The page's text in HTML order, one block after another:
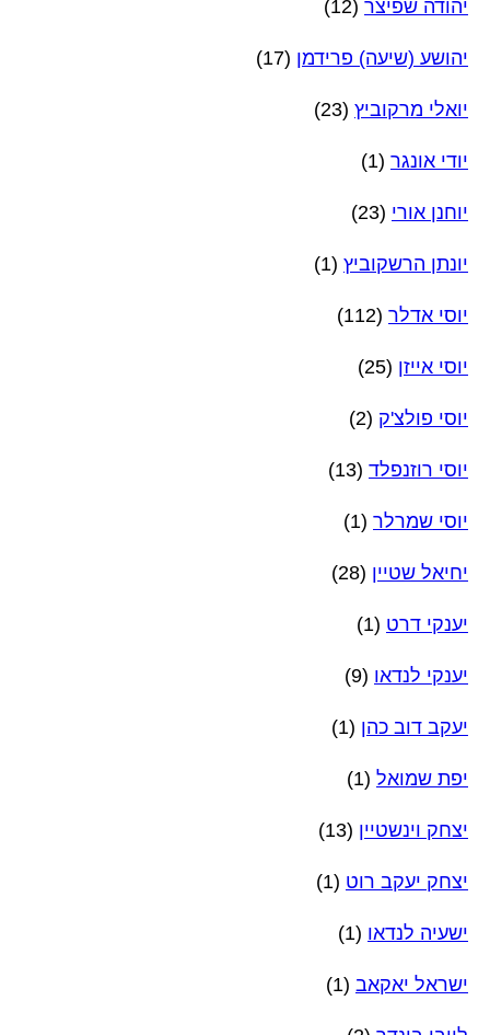
יהודה שפיצר (12)
יהושע (שיעה) פרידמן (17)
יואלי מרקוביץ (23)
יודי אונגר (1)
יוחנן אורי (23)
יונתן הרשקוביץ (1)
יוסי אדלר (112)
יוסי אייזן (25)
יוסי פולצ'ק (2)
יוסי רוזנפלד (13)
יוסי שמרלר (1)
יחיאל שטיין (28)
יענקי דרט (1)
יענקי לנדאו (9)
יעקב דוב כהן (1)
יפת שמואל (1)
יצחק וינשטיין (13)
יצחק יעקב רוט (1)
ישעיה לנדאו (1)
ישראל יאקאב (1)